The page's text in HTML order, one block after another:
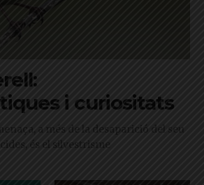
i curiositats
a més de la desaparició del seu
és el silvestrisme